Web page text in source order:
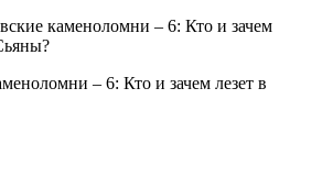
– 6: Кто и зачем лезет в